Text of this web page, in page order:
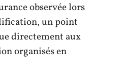
observée lors
un point
directement aux
organisés en